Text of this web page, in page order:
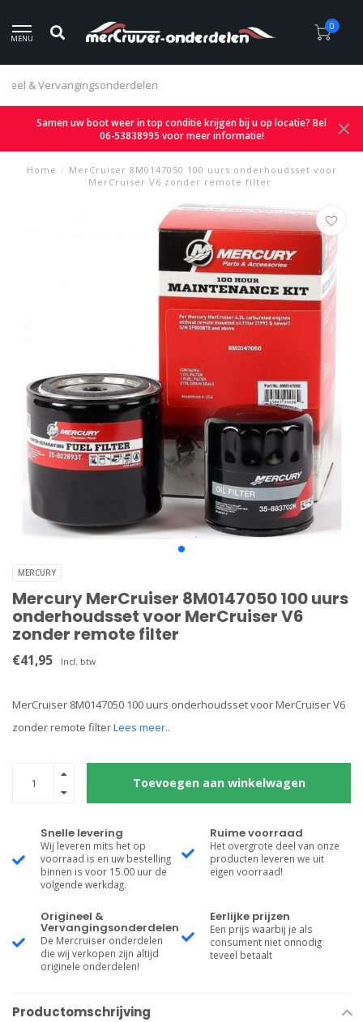
MENU
0
Eerlijke prijzen
Samen uw boot weer in top conditie krijgen bij u op locatie? Bel
06-53838995 voor meer informatie!
Home / MerCruiser 8M0147050 100 uurs onderhoudsset voor
MerCruiser V6 zonder remote filter
MERCURY
Mercury MerCruiser 8M0147050 100 uurs
onderhoudsset voor MerCruiser V6
zonder remote filter
€41,95 Incl. btw
MerCruiser 8M0147050 100 uurs onderhoudsset voor MerCruiser V6
zonder remote filterLees meer..
Toevoegen aan winkelwagen
Snelle levering
Wij leveren mits het op
voorraad is en uw bestelling
binnen is voor 15.00 uur de
volgende werkdag.
Ruime voorraad
Het overgrote deel van onze
producten leveren we uit
eigen voorraad!
Origineel &
Vervangingsonderdelen
De Mercruiser onderdelen
die wij verkopen zijn altijd
originele onderdelen!
Eerlijke prijzen
Een prijs waarbij je als
consument niet onnodig
teveel betaalt
Productomschrijving